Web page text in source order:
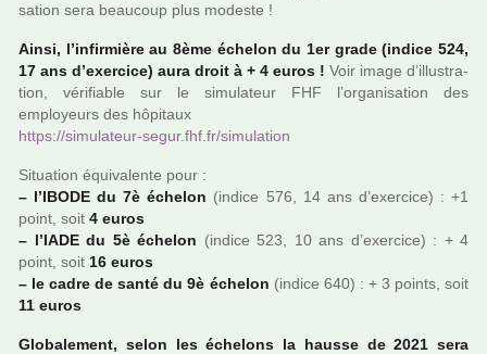
sa­tion sera beau­coup plus modeste !
Ainsi, l’infir­mière au 8ème échelon du 1er grade (indice 524,
17 ans d’exer­cice) aura droit à + 4 euros ! Voir image d’illus­tra­
tion, véri­fia­ble sur le simu­la­teur FHF l’orga­ni­sa­tion des
employeurs des hôpi­taux
https://simu­la­teur-segur.fhf.fr/simu­la­tion
Situation équivalente pour :
–
l’IBODE du 7è échelon (indice 576, 14 ans d’exer­cice) : +1
point, soit 4 euros
–
l’IADE du 5è échelon (indice 523, 10 ans d’exer­cice) : + 4
point, soit 16 euros
– le cadre de santé du 9è échelon (indice 640) : + 3 points, soit
11 euros
Globalement, selon les échelons la hausse de 2021 sera